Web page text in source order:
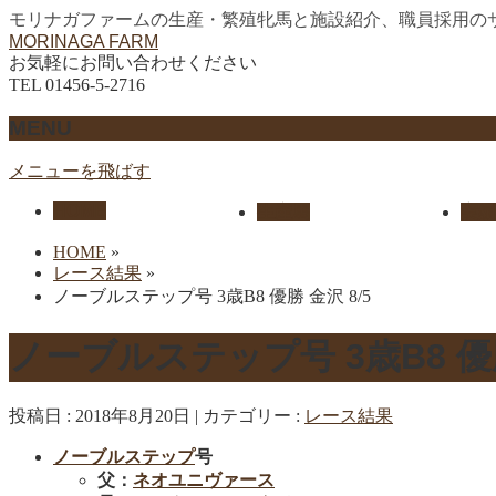
モリナガファームの生産・繁殖牝馬と施設紹介、職員採用の
MORINAGA FARM
お気軽にお問い合わせください
TEL 01456-5-2716
MENU
メニューを飛ばす
HOME »
レース結果 »
ノーブルステップ号 3歳B8 優勝 金沢 8/5
ノーブルステップ号 3歳B8
投稿日 : 2018年8月20日 カテゴリー : レース結果
ノーブルステップ号
父： ネオユニヴァース